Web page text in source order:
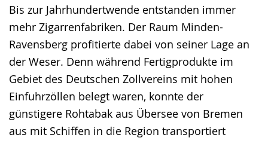
Bis zur Jahrhundertwende entstanden immer
mehr Zigarrenfabriken. Der Raum Minden-
Ravensberg profitierte dabei von seiner Lage an
der Weser. Denn während Fertigprodukte im
Gebiet des Deutschen Zollvereins mit hohen
Einfuhrzöllen belegt waren, konnte der
günstigere Rohtabak aus Übersee von Bremen
aus mit Schiffen in die Region transportiert